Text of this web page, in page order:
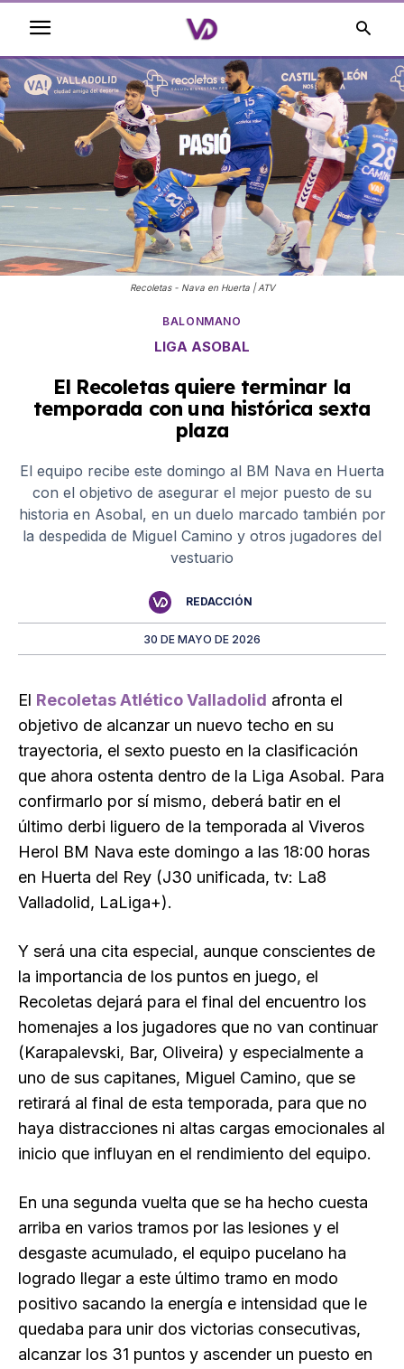
Recoletas - Nava en Huerta | ATV
BALONMANO
LIGA ASOBAL
El Recoletas quiere terminar la
temporada con una histórica sexta
plaza
El equipo recibe este domingo al BM Nava en Huerta
con el objetivo de asegurar el mejor puesto de su
historia en Asobal, en un duelo marcado también por
la despedida de Miguel Camino y otros jugadores del
vestuario
REDACCIÓN
30 DE MAYO DE 2026
El Recoletas Atlético Valladolid afronta el
objetivo de alcanzar un nuevo techo en su
trayectoria, el sexto puesto en la clasificación
que ahora ostenta dentro de la Liga Asobal. Para
confirmarlo por sí mismo, deberá batir en el
último derbi liguero de la temporada al Viveros
Herol BM Nava este domingo a las 18:00 horas
en Huerta del Rey (J30 unificada, tv: La8
Valladolid, LaLiga+).
Y será una cita especial, aunque conscientes de
la importancia de los puntos en juego, el
Recoletas dejará para el final del encuentro los
homenajes a los jugadores que no van continuar
(Karapalevski, Bar, Oliveira) y especialmente a
uno de sus capitanes, Miguel Camino, que se
retirará al final de esta temporada, para que no
haya distracciones ni altas cargas emocionales al
inicio que influyan en el rendimiento del equipo.
En una segunda vuelta que se ha hecho cuesta
arriba en varios tramos por las lesiones y el
desgaste acumulado, el equipo pucelano ha
logrado llegar a este último tramo en modo
positivo sacando la energía e intensidad que le
quedaba para unir dos victorias consecutivas,
alcanzar los 31 puntos y ascender un puesto en